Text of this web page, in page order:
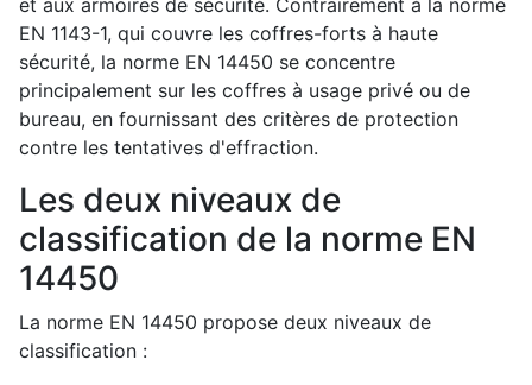
et aux armoires de sécurité. Contrairement à la norme
EN 1143-1, qui couvre les coffres-forts à haute
sécurité, la norme EN 14450 se concentre
principalement sur les coffres à usage privé ou de
bureau, en fournissant des critères de protection
contre les tentatives d'effraction.
Les deux niveaux de
classification de la norme EN
14450
La norme EN 14450 propose deux niveaux de
classification :